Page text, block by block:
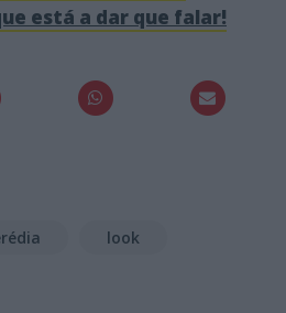
está a dar que falar!
look